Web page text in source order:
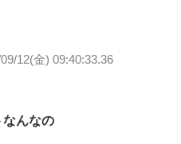
12(金) 09:40:33.36
んなの